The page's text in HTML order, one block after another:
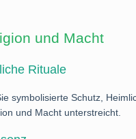
und Macht
Rituale
symbolisierte Schutz,
und Macht unterstreicht.